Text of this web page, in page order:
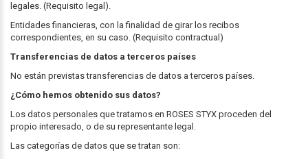
legales. (Requisito legal).
Entidades financieras, con la finalidad de girar los recibos
correspondientes, en su caso. (Requisito contractual)
Transferencias de datos a terceros países
No están previstas transferencias de datos a terceros países.
¿Cómo hemos obtenido sus datos?
Los datos personales que tratamos en ROSES STYX proceden del
propio interesado, o de su representante legal.
Las categorías de datos que se tratan son: